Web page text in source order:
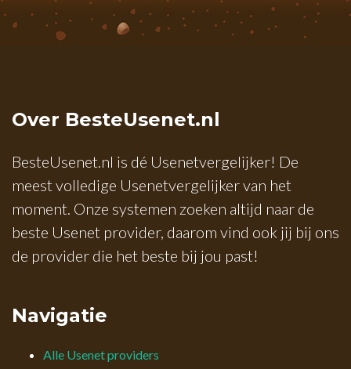
Over BesteUsenet.nl
BesteUsenet.nl is dé Usenetvergelijker! De
meest volledige Usenetvergelijker van het
moment. Onze systemen zoeken altijd naar de
beste Usenet provider, daarom vind ook jij bij ons
de provider die het beste bij jou past!
Navigatie
Alle Usenet providers